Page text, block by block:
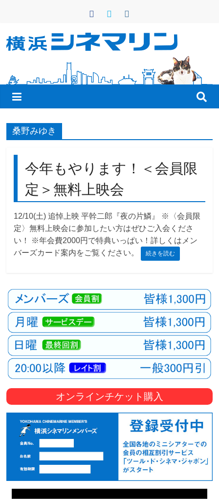
ン
横
浜
シ
ネ
マ
リ
ン
は
こ
の
街
で
桑野みゆき
今年もやります！＜会員限
定＞無料上映会
12/10(土) 追悼上映 平幹二郎『夜の片鱗』 ※〈会員限
定〉無料上映会に参加したい方はぜひご入会くださ
い！ ※年会費2000円で特典いっぱい！詳しくはメン
バーズカード案内をご覧ください。
続きを読む
オンラインチケット購入